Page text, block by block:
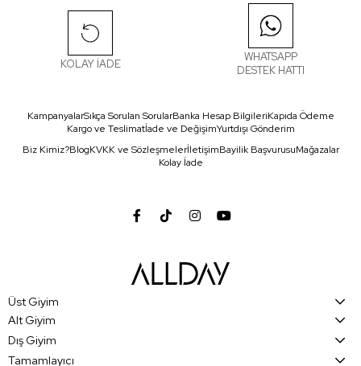
KOLAY İADE
WHATSAPP
DESTEK HATTI
KampanyalarSıkça Sorulan SorularBanka Hesap BilgileriKapıda Ödeme
Kargo ve Teslimatİade ve DeğişimYurtdışı Gönderim
Biz Kimiz?BlogKVKK ve SözleşmelerİletişimBayilik BaşvurusuMağazalar
Kolay İade
Üst Giyim
Alt Giyim
Dış Giyim
Tamamlayıcı